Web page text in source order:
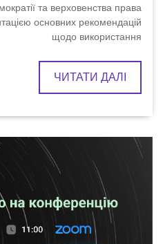
та верховенства права
основних рекомендацій
щодо використання
ЧИТАТИ ДАЛІ